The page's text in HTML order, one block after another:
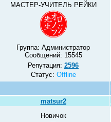
МАСТЕР-УЧИТЕЛЬ РЕЙКИ
Группа: Администратор
Сообщений: 15545
Репутация: 2596
Статус: Offline
matsur2
Новичок